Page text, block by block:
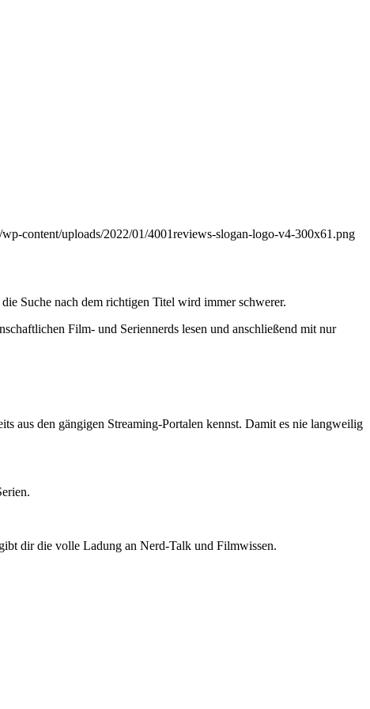
content/uploads/2022/01/4001reviews-slogan-logo-v4-300x61.png
Suche nach dem richtigen Titel wird immer schwerer.
Film- und Seriennerds lesen und anschließend mit nur
aus den gängigen Streaming-Portalen kennst. Damit es nie langweilig
dir die volle Ladung an Nerd-Talk und Filmwissen.